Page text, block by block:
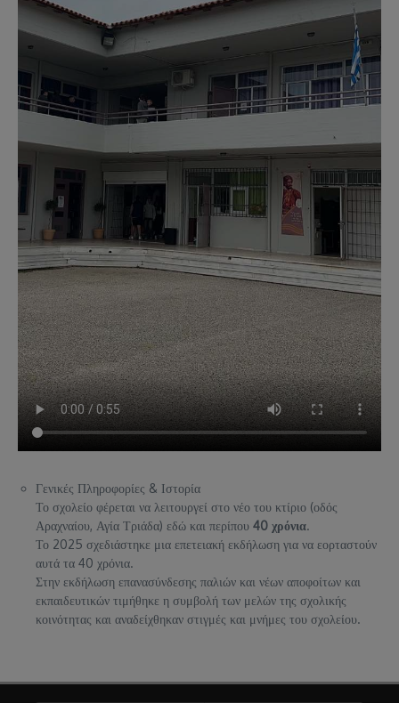
Γενικές Πληροφορίες & Ιστορία
Το σχολείο φέρεται να λειτουργεί στο νέο του κτίριο (οδός
Αραχναίου, Αγία Τριάδα) εδώ και περίπου 40 χρόνια.
Το 2025 σχεδιάστηκε μια επετειακή εκδήλωση για να εορταστούν
αυτά τα 40 χρόνια.
Στην εκδήλωση επανασύνδεσης παλιών και νέων αποφοίτων και
εκπαιδευτικών τιμήθηκε η συμβολή των μελών της σχολικής
κοινότητας και αναδείχθηκαν στιγμές και μνήμες του σχολείου.